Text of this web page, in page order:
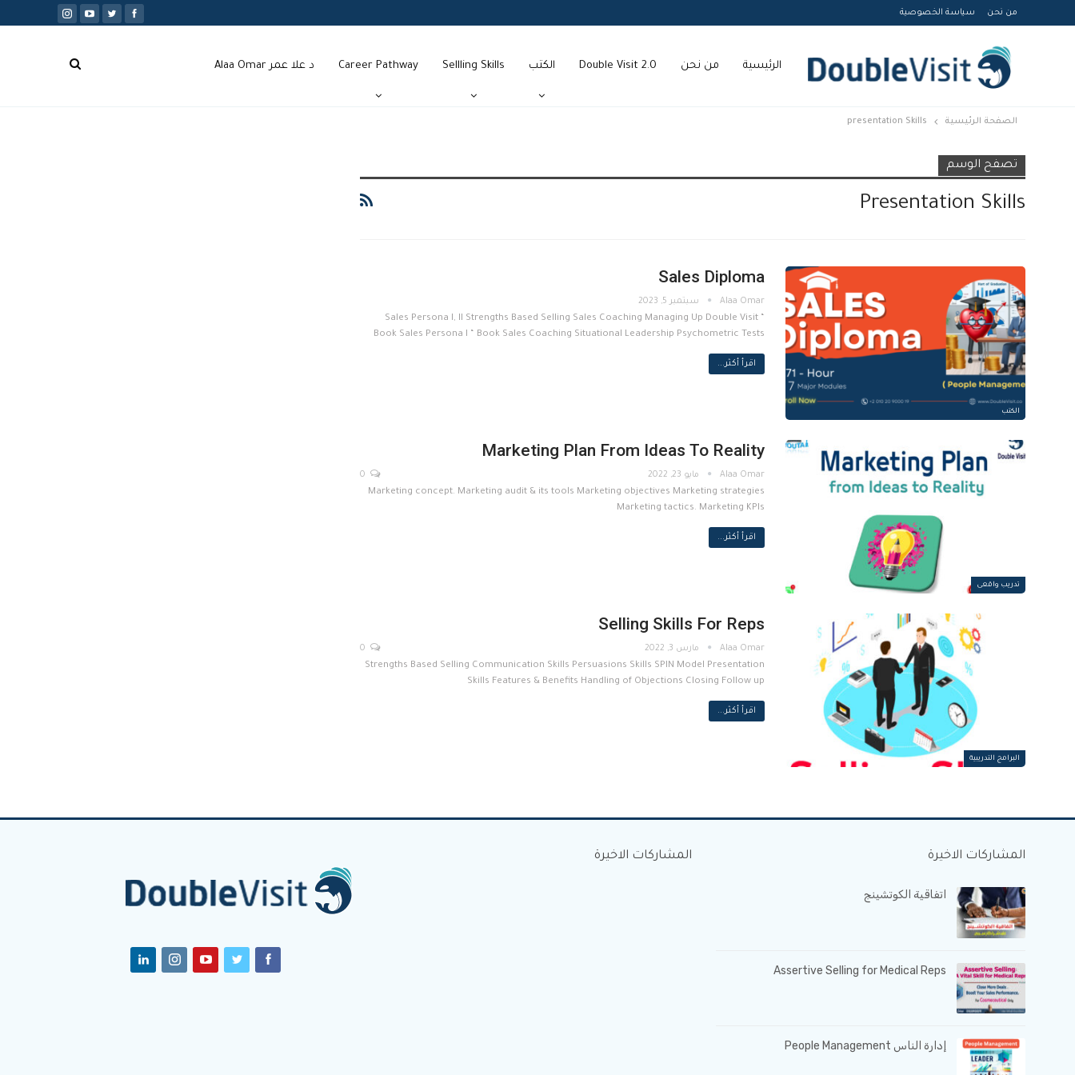
من نحن سياسة الخصوصية
الرئيسية من نحن Double Visit 2.0 الكتب Sellling Skills
Career Pathway د علا عمر Alaa Omar
الصفحة الرئيسية presentation Skills
تصفح الوسم
Presentation Skills
الكتب
Sales Diploma
سبتمبر 5, 2023
Sales Persona I, II Strengths Based Selling Sales Coaching Managing Up Double Visit “
Book Sales Persona I “ Book Sales Coaching Situational Leadership Psychometric Tests
اقرأ أكثر...
تدريب واقعى
Marketing Plan From Ideas To Reality
مايو 23, 2022
Marketing concept. Marketing audit & its tools Marketing objectives Marketing strategies
Marketing tactics. Marketing KPIs
اقرأ أكثر...
البرامج التدريبية
Selling Skills For Reps
مارس 3, 2022
Strengths Based Selling Communication Skills Persuasions Skills SPIN Model Presentation
Skills Features & Benefits Handling of Objections Closing Follow up
اقرأ أكثر...
المشاركات الاخيرة
اتفاقية الكوتشينج
Assertive Selling for Medical Reps
إدارة الناس People Management
المشاركات الاخيرة